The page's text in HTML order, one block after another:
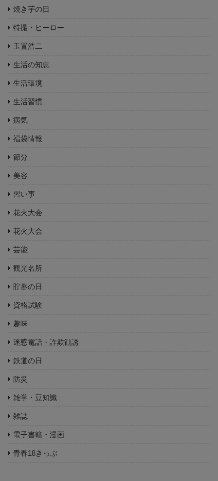
焼き芋の日
特撮・ヒーロー
玉置浩二
生活の知恵
生活環境
生活習慣
病気
福袋情報
節分
美容
習い事
花火大会
花火大会
芸能
観光名所
貯蓄の日
資格試験
趣味
迷惑電話・詐欺勧誘
鉄道の日
防災
雑学・豆知識
雑誌
電子書籍・漫画
青春18きっぷ